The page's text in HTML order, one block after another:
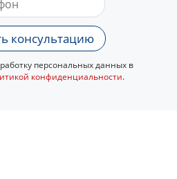
консультацию
персональных данных в
конфиденциальности.